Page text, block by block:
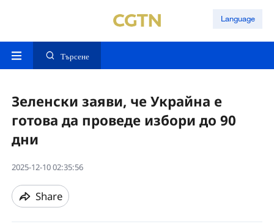
Language
Търсене
Зеленски заяви, че Украйна е
готова да проведе избори до 90
дни
2025-12-10 02:35:56
Share